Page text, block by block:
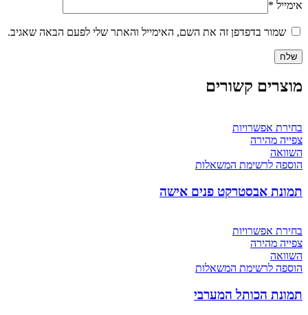
אימייל *
שמור בדפדפן זה את השם, האימייל והאתר שלי לפעם הבאה שאגיב.
מוצרים קשורים
בחירת אפשרויות
צפייה מהירה
השוואה
הוספה לרשימת המשאלות
תמונת אבסטרקט פנים אישה
בחירת אפשרויות
צפייה מהירה
השוואה
הוספה לרשימת המשאלות
תמונת הכותל המערבי